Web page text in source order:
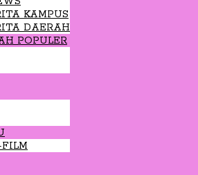
KAMPUS
DAERAH
POPULER